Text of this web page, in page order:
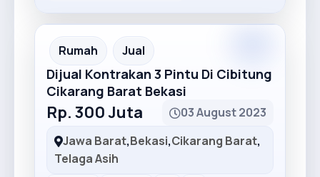
Recommended
Rumah Jual
Dijual Kontrakan 3 Pintu Di Cibitung
Cikarang Barat Bekasi
Rp. 300 Juta
03 August 2023
Jawa Barat,Bekasi,Cikarang Barat,
Telaga Asih